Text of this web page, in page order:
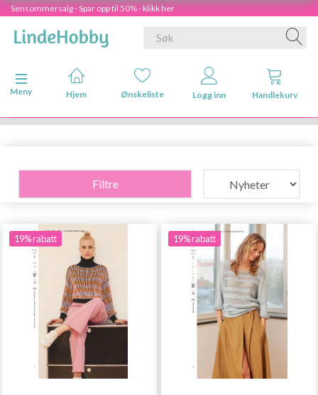
Sensommersalg - Spar opp til 50% - klikk her
Veksle navigasjon
Meny
Hjem Ønskeliste Logg inn Handlekurv
Filtre
19% rabatt 19% rabatt